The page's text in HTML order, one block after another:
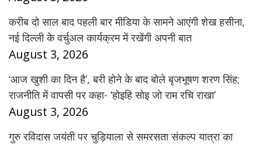
करीब दो साल बाद पहली बार मीडिया के सामने आएंगी शेख हसीना,
नई दिल्ली के वर्चुअल कार्यक्रम में रखेंगी अपनी बात
August 3, 2026
‘आज खुशी का दिन है’, बरी होने के बाद बोले बृजभूषण शरण सिंह;
राजनीति में वापसी पर कहा- ‘होइहि सोइ जो राम रचि राखा’
August 3, 2026
गुरु रविदास जयंती पर चुड़ियाला से समरसता संकल्प यात्रा का